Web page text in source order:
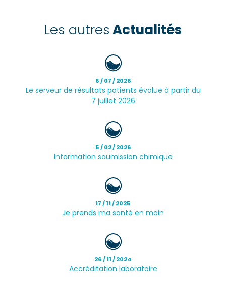
Les autresActualités
6 / 07 / 2026
Le serveur de résultats patients évolue à partir du
7 juillet 2026
5 / 02 / 2026
Information soumission chimique
17 / 11 / 2025
Je prends ma santé en main
26 / 11 / 2024
Accréditation laboratoire